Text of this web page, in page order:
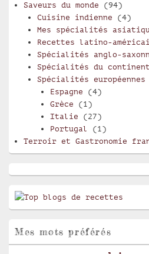
Saveurs du monde (94)
Cuisine indienne (4)
Mes spécialités
Recettes latino-
Spécialités anglo-
Spécialités du
Spécialités européennes
Espagne (4)
Grèce (1)
Italie (27)
Portugal
(1)
Terroir et Gastronomie
Mes mots préférés